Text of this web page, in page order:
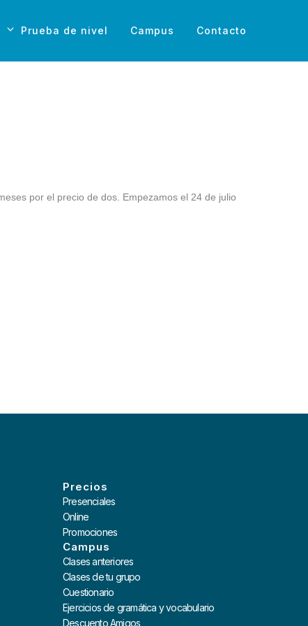
Prueba de nivel Campus Contacto
por el precio de dos. Empezamos el 24 de julio
Precios
Presenciales
Online
Promociones
Campus
Clases anteriores
Clases de tu grupo
Cuestionario
Ejercicios de gramática y vocabulario
Descuento Amigos